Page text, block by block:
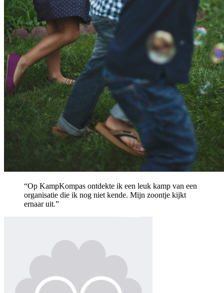
“Op KampKompas ontdekte ik een leuk kamp van een
organisatie die ik nog niet kende. Mijn zoontje kijkt
ernaar uit.”